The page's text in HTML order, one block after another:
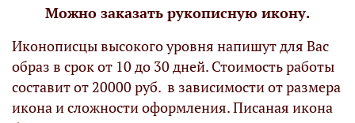
Можно заказать рукописную икону.
Иконописцы высокого уровня напишут для Вас
образ в срок от 10 до 30 дней. Стоимость работы
составит от 20000 руб. в зависимости от размера
икона и сложности оформления. Писаная икона